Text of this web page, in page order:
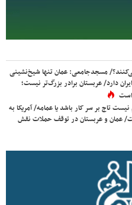
مسجدجامعی: عمان تنها شیخ‌نشینی
دارد/ عربستان برادر بزرگ‌تر نیست؛
تاج بر سر کار باشد یا عمامه/ آمریکا به
عمان و عربستان در توقف حملات نقش